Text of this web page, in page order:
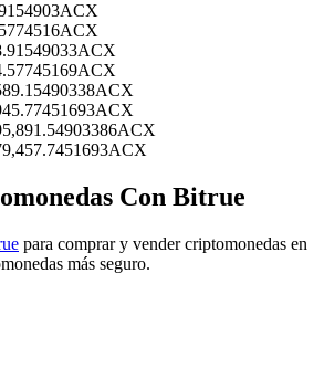
que incluye información comercial, etc.
ACX
ACX
ACX
ACX
ACX
ACX
ACX
ACX
Con Bitrue
para comprar y vender criptomonedas en
más seguro.